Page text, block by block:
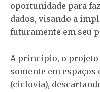
oportunidade para
dados, visando a
futuramente em seu
A princípio, o
somente em
(ciclovia),